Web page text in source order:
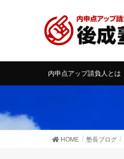
内申点アップ請負人とは
HOME 塾長ブログ